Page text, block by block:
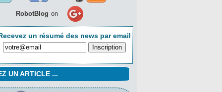
RobotBlog on
un résumé des news par email
UN ARTICLE ...